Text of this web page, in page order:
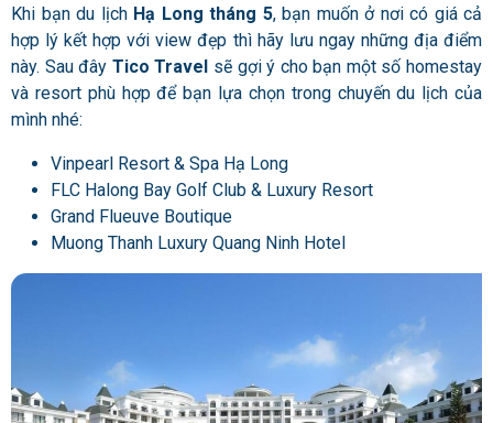
Khi bạn du lịchHạ Long tháng 5, bạn muốn ở nơi có giá cả
hợp lý kết hợp với view đẹp thì hãy lưu ngay những địa điểm
này. Sau đây Tico Travel sẽ gợi ý cho bạn một số homestay
và resort phù hợp để bạn lựa chọn trong chuyến du lịch của
mình nhé:
Vinpearl Resort & Spa Hạ Long
FLC Halong Bay Golf Club & Luxury Resort
Grand Flueuve Boutique
Muong Thanh Luxury Quang Ninh Hotel